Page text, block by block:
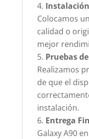
Colocamos
calidad o
mejor
Pruebas
Realizamos
de que el
instalación.
Entrega
Galaxy A90